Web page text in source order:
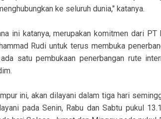
ke seluruh dunia," katanya.
ini katanya, merupakan komitmen dari
Rudi untuk terus membuka
satu pembukaan penerbangan rute
ini, akan dilayani dalam tiga hari
pada Senin, Rabu dan Sabtu pukul